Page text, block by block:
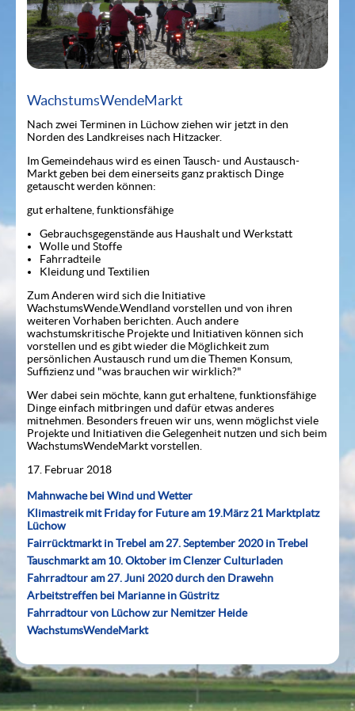
WachstumsWendeMarkt
Nach zwei Terminen in Lüchow ziehen wir jetzt in den
Norden des Landkreises nach Hitzacker.
Im Gemeindehaus wird es einen Tausch- und Austausch-
Markt geben bei dem einerseits ganz praktisch Dinge
getauscht werden können:
gut erhaltene, funktionsfähige
Gebrauchsgegenstände aus Haushalt und Werkstatt
Wolle und Stoffe
Fahrradteile
Kleidung und Textilien
Zum Anderen wird sich die Initiative
WachstumsWende.Wendland vorstellen und von ihren
weiteren Vorhaben berichten. Auch andere
wachstumskritische Projekte und Initiativen können sich
vorstellen und es gibt wieder die Möglichkeit zum
persönlichen Austausch rund um die Themen Konsum,
Suffizienz und "was brauchen wir wirklich?"
Wer dabei sein möchte, kann gut erhaltene, funktionsfähige
Dinge einfach mitbringen und dafür etwas anderes
mitnehmen. Besonders freuen wir uns, wenn möglichst viele
Projekte und Initiativen die Gelegenheit nutzen und sich beim
WachstumsWendeMarkt vorstellen.
17. Februar 2018
Mahnwache bei Wind und Wetter
Klimastreik mit Friday for Future am 19.März 21 Marktplatz
Lüchow
Fairrücktmarkt in Trebel am 27. September 2020 in Trebel
Tauschmarkt am 10. Oktober im Clenzer Culturladen
Fahrradtour am 27. Juni 2020 durch den Drawehn
Arbeitstreffen bei Marianne in Güstritz
Fahrradtour von Lüchow zur Nemitzer Heide
WachstumsWendeMarkt